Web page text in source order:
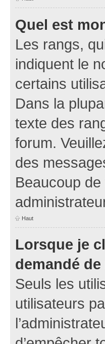
Quel est
Les rangs,
indiquent le
certains
Dans la
texte des
forum.
des
Beaucoup
Haut
Lorsque je
demandé
Seuls les
utilisateurs